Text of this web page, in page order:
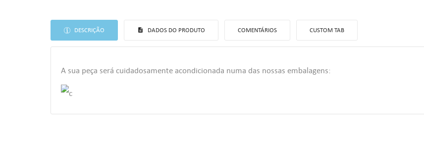
DESCRIÇÃO DADOS DO PRODUTO COMENTÁRIOS CUSTOM TAB
A sua peça será cuidadosamente acondicionada numa das nossas embalagens:
((TITLE))